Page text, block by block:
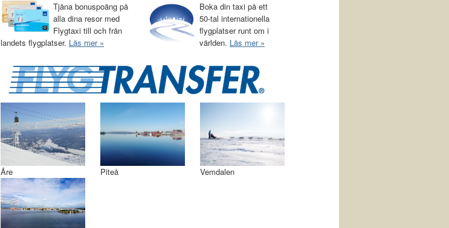
Tjäna bonuspoäng på
alla dina resor med
Flygtaxi till och från
landets flygplatser. Läs mer »
Boka din taxi på ett
50-tal internationella
flygplatser runt om i
världen. Läs mer »
Åre Piteå Vemdalen